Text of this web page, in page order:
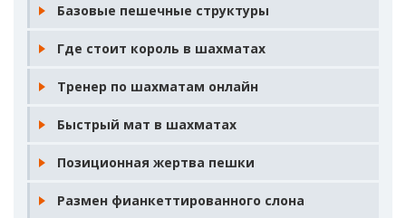
Базовые пешечные структуры
Где стоит король в шахматах
Тренер по шахматам онлайн
Быстрый мат в шахматах
Позиционная жертва пешки
Размен фианкеттированного слона